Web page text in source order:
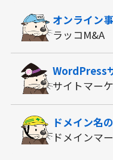
オンライン
ラッコM&A
WordPress
サイトマー
ドメイン名
ドメインマ